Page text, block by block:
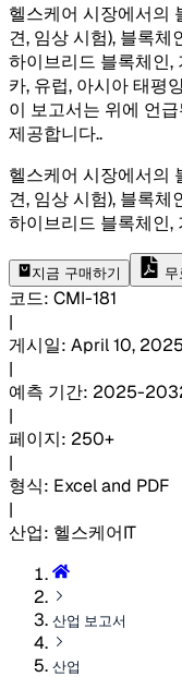
헬스케어 시장에서의
견, 임상 시험), 블록체
하이브리드 블록체인,
카, 유럽, 아시아 태평
이 보고서는 위에 언
제공합니다..
헬스케어 시장에서의
견, 임상 시험), 블록체
하이브리드 블록체인,
지금 구매하기 무
코드: CMI-181
|
게시일: April 10, 2025
|
예측 기간: 2025-
|
페이지: 250+
|
형식: Excel and PDF
|
산업: 헬스케어IT
산업 보고서
산업